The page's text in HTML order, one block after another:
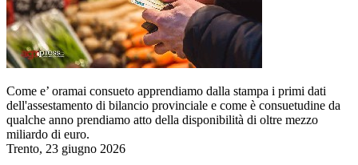
Come e’ oramai consueto apprendiamo dalla stampa i primi dati
dell'assestamento di bilancio provinciale e come è consuetudine da
qualche anno prendiamo atto della disponibilità di oltre mezzo
miliardo di euro.
Trento, 23 giugno 2026